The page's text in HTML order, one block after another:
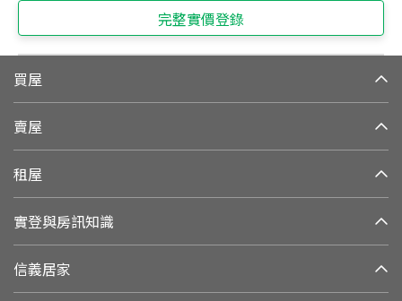
完整實價登錄
買屋
賣屋
租屋
實登與房訊知識
信義居家